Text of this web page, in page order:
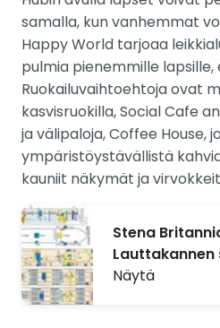
samalla, kun vanhemmat
Happy World tarjoaa
pulmia pienemmille
Ruokailuvaihtoehtoja ovat
kasvisruokilla, Social Cafe
ja välipaloja, Coffee House,
ympäristöystävällistä
kauniit näkymät ja
Stena
Lauttakannen
Näytä